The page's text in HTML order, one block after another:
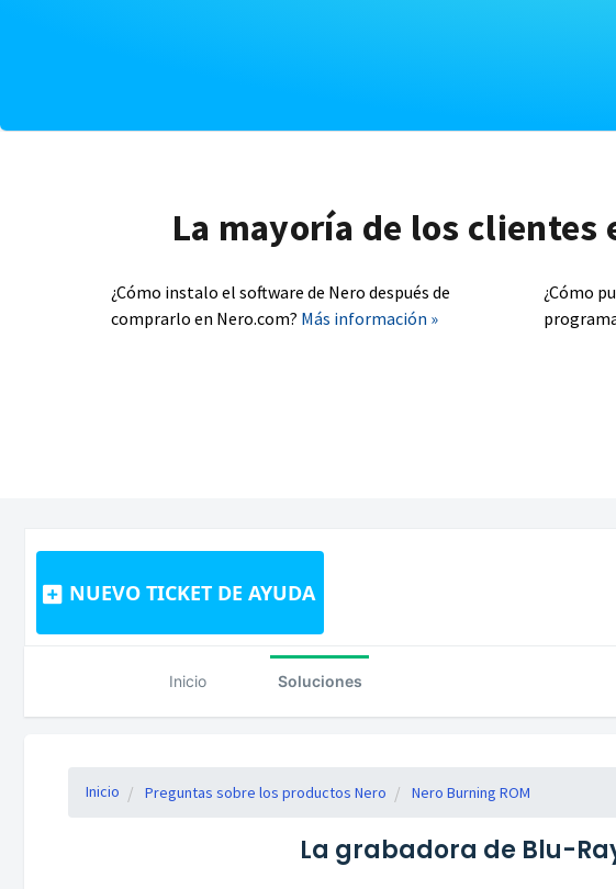
La mayoría de los
¿Cómo instalo el software de Nero después de
comprarlo en Nero.com? Más información »
¿Cómo
NUEVO TICKET DE AYUDA
Inicio Soluciones
Inicio Preguntas sobre los productos Nero Nero Burning ROM
La grabadora de Blu-